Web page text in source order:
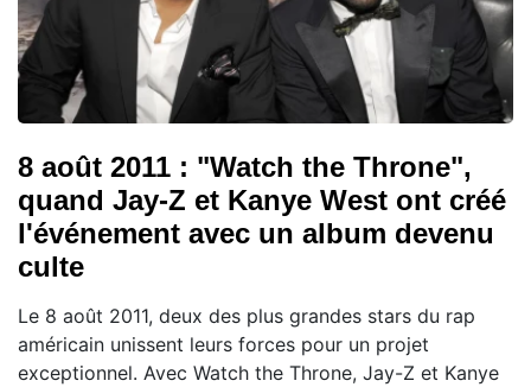
8 août 2011 : "Watch the Throne",
quand Jay-Z et Kanye West ont créé
l'événement avec un album devenu
culte
Le 8 août 2011, deux des plus grandes stars du rap
américain unissent leurs forces pour un projet
exceptionnel. Avec Watch the Throne, Jay-Z et Kanye